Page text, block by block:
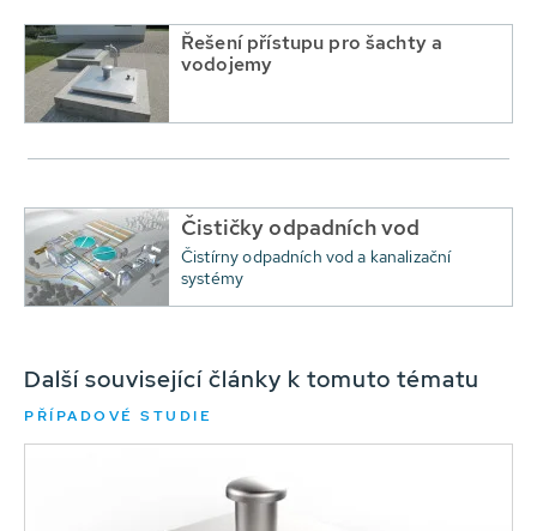
Řešení přístupu pro šachty a
vodojemy
Čističky odpadních vod
Čistírny odpadních vod a kanalizační
systémy
Další související články k tomuto tématu
PŘÍPADOVÉ STUDIE